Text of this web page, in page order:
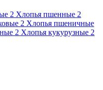
2 Хлопья пшенные 2
2 Хлопья пшеничные
2 Хлопья кукурузные 2